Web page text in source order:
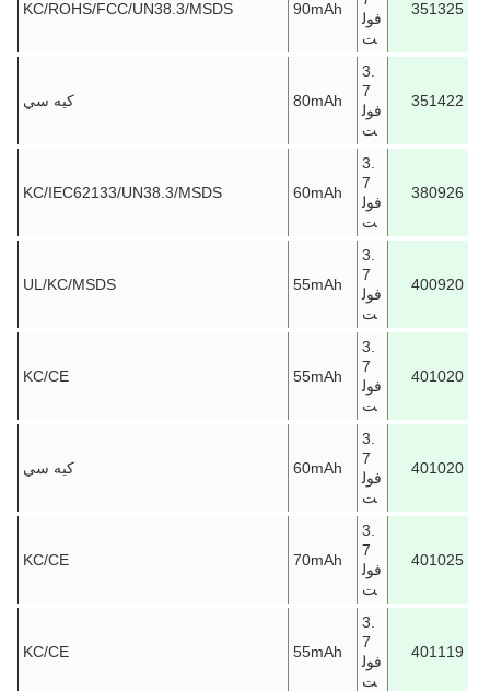
351325
فول
ت
90mAh
KC/ROHS/FCC/UN38.3/MSDS
351422
3.
7
فول
ت
80mAh كيه سي
380926
3.
7
فول
ت
60mAh
KC/IEC62133/UN38.3/MSDS
400920
3.
7
فول
ت
55mAh
UL/KC/MSDS
401020
3.
7
فول
ت
55mAh
KC/CE
401020
3.
7
فول
ت
60mAh كيه سي
401025
3.
7
فول
ت
70mAh
KC/CE
401119
3.
7
فول
ت
55mAh
KC/CE